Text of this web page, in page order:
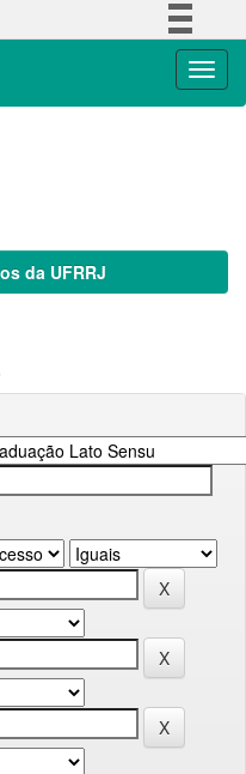
da UFRRJ